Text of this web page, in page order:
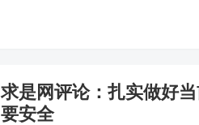
求是网评论：扎实做好
要安全